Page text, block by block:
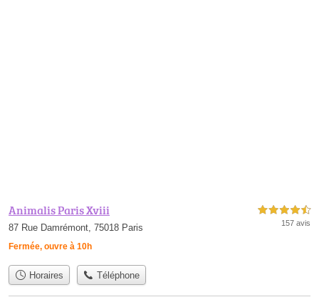
Animalis Paris Xviii
87 Rue Damrémont, 75018 Paris
Fermée, ouvre à 10h
4,5 étoiles sur 5
157 avis
Horaires Téléphone